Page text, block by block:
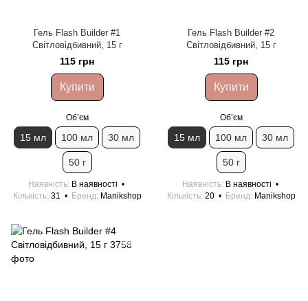
Гель Flash Builder #1
Світловідбивний, 15 г
115 грн
Купити
Обʼєм
15 мл 100 мл 30 мл
50 г
Наявність
В наявності
Кількість 31 Бренд Manikshop
Гель Flash Builder #2
Світловідбивний, 15 г
115 грн
Купити
Обʼєм
15 мл 100 мл 30 мл
50 г
Наявність
В наявності
Кількість 20 Бренд Manikshop